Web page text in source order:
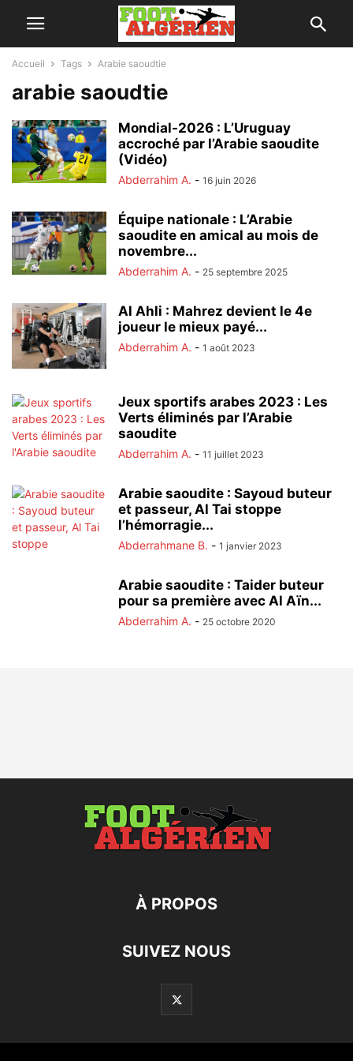
Accueil Tags Arabie saoudtie
arabie saoudtie
Mondial-2026 : L’Uruguay
accroché par l’Arabie saoudite
(Vidéo)
Abderrahim A. - 16 juin 2026
Équipe nationale : L’Arabie
saoudite en amical au mois de
novembre...
Abderrahim A. - 25 septembre 2025
Al Ahli : Mahrez devient le 4e
joueur le mieux payé...
Abderrahim A. - 1 août 2023
Jeux sportifs arabes 2023 : Les
Verts éliminés par l’Arabie
saoudite
Abderrahim A. - 11 juillet 2023
Arabie saoudite : Sayoud buteur
et passeur, Al Tai stoppe
l’hémorragie...
Abderrahmane B. - 1 janvier 2023
Arabie saoudite : Taider buteur
pour sa première avec Al Aïn...
Abderrahim A. - 25 octobre 2020
À PROPOS
SUIVEZ NOUS